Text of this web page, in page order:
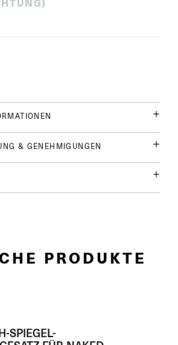
& GENEHMIGUNGEN
PRODUKTE
SPIEGEL-